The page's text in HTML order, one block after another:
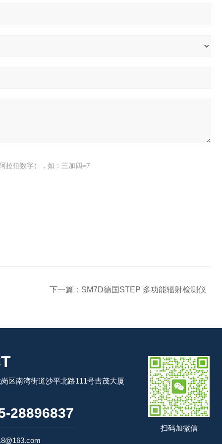
拉伯数字），如：三加四=7
下一篇： SM7D德国STEP 多功能辐射检测仪
区南湾街道沙平北路111号吉茂大厦
28896837
扫码加微信